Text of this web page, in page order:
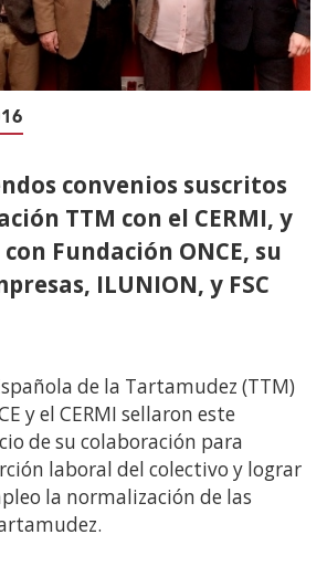
convenios suscritos
TTM con el CERMI, y
Fundación ONCE, su
ILUNION, y FSC
de la Tartamudez (TTM)
y el CERMI sellaron este
de su colaboración para
laboral del colectivo y lograr
la normalización de las